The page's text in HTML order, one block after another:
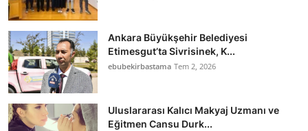
Ankara Büyükşehir Belediyesi
Etimesgut’ta Sivrisinek, K...
ebubekirbastama Tem 2, 2026
Uluslararası Kalıcı Makyaj Uzmanı ve
Eğitmen Cansu Durk...